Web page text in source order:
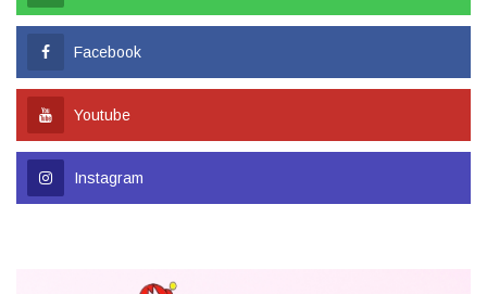
Facebook
Youtube
Instagram